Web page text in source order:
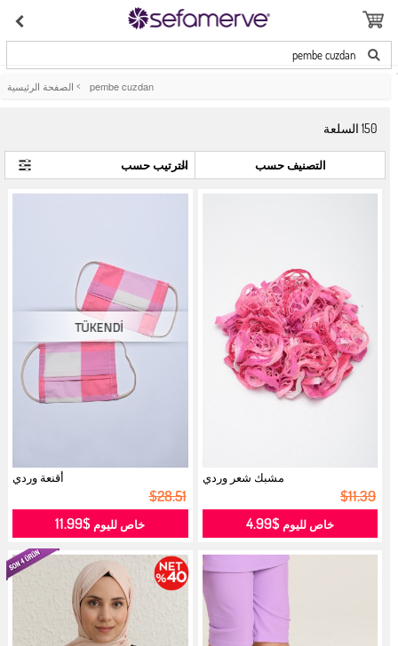
pembe cuzdan
الصفحة الرئيسية > pembe cuzdan
150السلعة
التصنيف حسب
مشبك شعر وردي
$11.39
خاص لليوم$4.99
أقنعة وردي
$28.51
خاص لليوم $11.99